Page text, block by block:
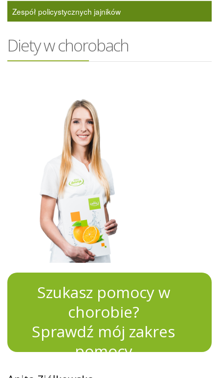
Zespół policystycznych jajników
Diety w chorobach
Szukasz pomocy w
chorobie?
Sprawdź mój zakres
pomocy